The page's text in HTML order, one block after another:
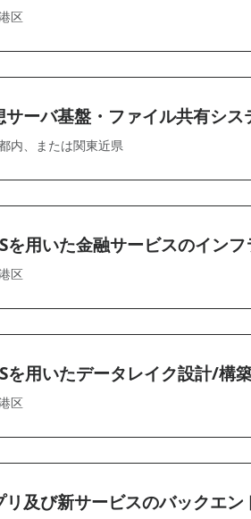
区
サーバ基盤・ファイル共有シス
内、または関東近県
を用いた金融サービスのイン
区
を用いたデータレイク設計/構
区
リ及び新サービスのバックエン